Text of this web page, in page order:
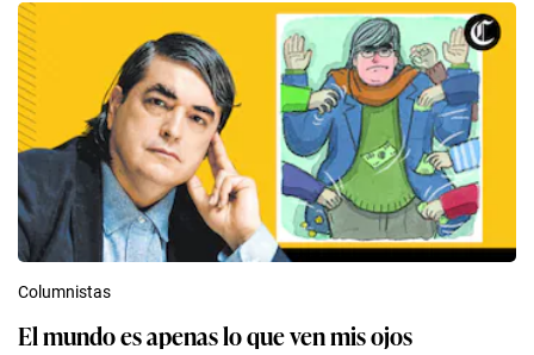
Columnistas
El mundo es apenas lo que ven mis ojos